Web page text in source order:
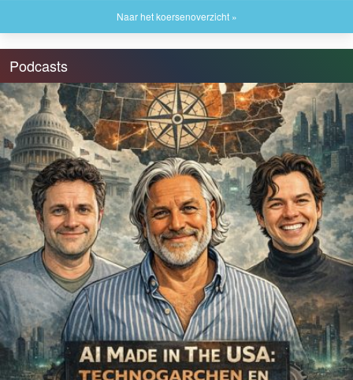
Naar het koersenoverzicht »
Podcasts